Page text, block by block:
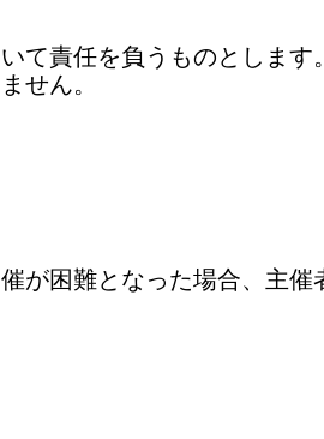
て責任を負うものとします
せん。
が困難となった場合、主